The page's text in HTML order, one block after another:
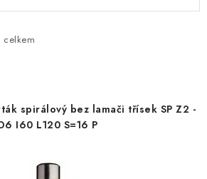
celkem
spirálový bez lamači třísek SP Z2 -
I60 L120 S=16 P